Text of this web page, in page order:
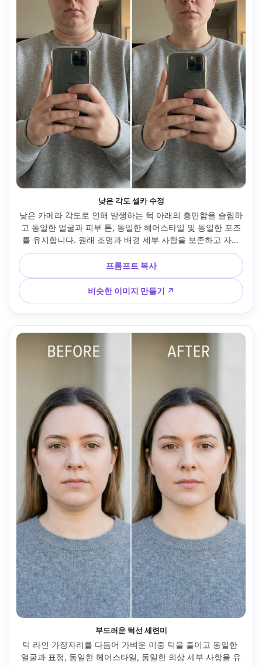
낮은 각도 셀카 수정
낮은 카메라 각도로 인해 발생하는 턱 아래의 충만함을 슬림하
고 동일한 얼굴과 피부 톤, 동일한 헤어스타일 및 동일한 포즈
를 유지합니다. 원래 조명과 배경 세부 사항을 보존하고 자연
스러운 목 질감과 그림자를 믿을 수 있게 유지 --아르 4:5
프롬프트 복사
비슷한 이미지 만들기 ↗
부드러운 턱선 세련미
턱 라인 가장자리를 다듬어 가벼운 이중 턱을 줄이고 동일한
얼굴과 표정, 동일한 헤어스타일, 동일한 의상 세부 사항을 유